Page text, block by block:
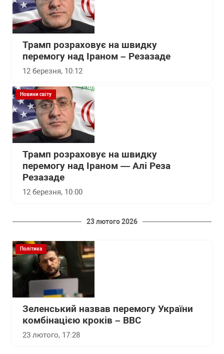
Трамп розраховує на швидку
перемогу над Іраном – Резазаде
12 березня, 10:12
Новини світу
Трамп розраховує на швидку
перемогу над Іраном — Алі Реза
Резазаде
12 березня, 10:00
23 лютого 2026
Політика
Зеленський назвав перемогу України
комбінацією кроків – BBC
23 лютого, 17:28